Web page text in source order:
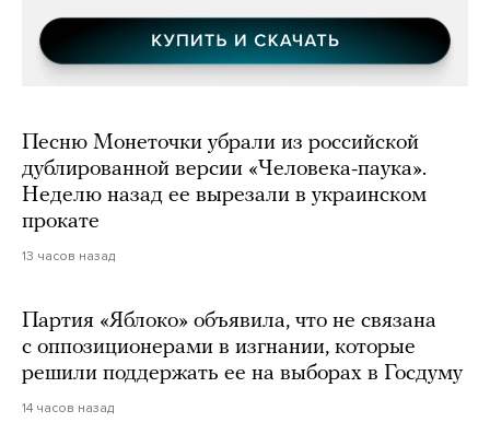
Песню Монеточки убрали из российской
дублированной версии «Человека-паука».
Неделю назад ее вырезали в украинском
прокате
13 часов назад
Партия «Яблоко» объявила, что не связана
с оппозиционерами в изгнании, которые
решили поддержать ее на выборах в Госдуму
14 часов назад